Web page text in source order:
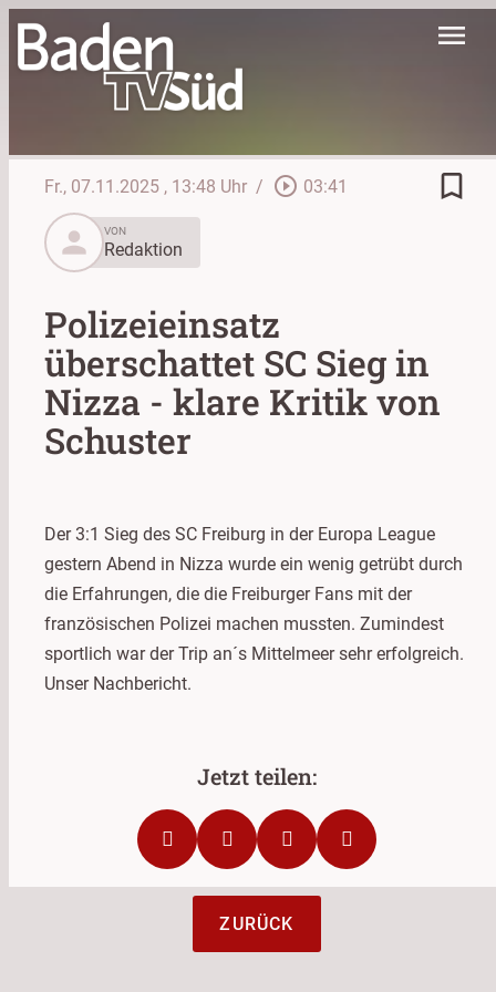
menu
Fr., 07.11.2025 , 13:48 Uhr / play_circle_outline 03:41
bookmark_border
person
VON
Redaktion
Polizeieinsatz
überschattet SC Sieg in
Nizza - klare Kritik von
Schuster
Der 3:1 Sieg des SC Freiburg in der Europa League
gestern Abend in Nizza wurde ein wenig getrübt durch
die Erfahrungen, die die Freiburger Fans mit der
französischen Polizei machen mussten. Zumindest
sportlich war der Trip an´s Mittelmeer sehr erfolgreich.
Unser Nachbericht.
ZURÜCK